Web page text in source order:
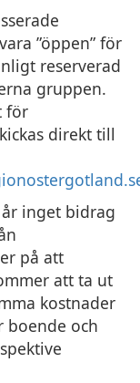
”öppen” för
reserverad
gruppen.
för
direkt till
inget bidrag
på att
att ta ut
kostnader
boende och